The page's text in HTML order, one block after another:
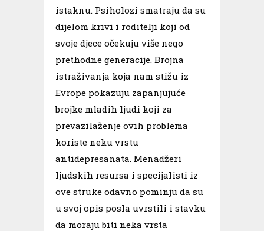
istaknu. Psiholozi smatraju da su
dijelom krivi i roditelji koji od
svoje djece očekuju više nego
prethodne generacije. Brojna
istraživanja koja nam stižu iz
Evrope pokazuju zapanjujuće
brojke mladih ljudi koji za
prevazilaženje ovih problema
koriste neku vrstu
antidepresanata. Menadžeri
ljudskih resursa i specijalisti iz
ove struke odavno pominju da su
u svoj opis posla uvrstili i stavku
da moraju biti neka vrsta